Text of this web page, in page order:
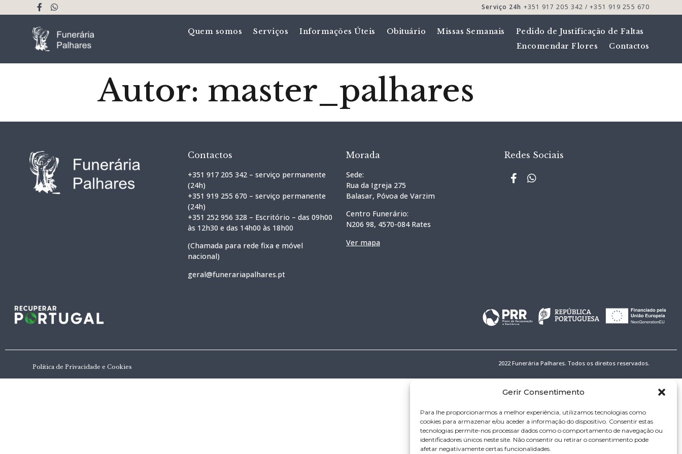
Gerir Consentimento
Para lhe proporcionarmos a melhor experiência, utilizamos tecnologias como
cookies para armazenar e/ou aceder a informação do dispositivo. Consentir estas
tecnologias permite-nos processar dados como o comportamento de navegação ou
identificadores únicos neste site. Não consentir ou retirar o consentimento pode
afetar negativamente certas funcionalidades.
Serviço 24h +351 917 205 342 / +351 919 255 670
Quem somos Serviços Informações Úteis Obituário Missas Semanais
Pedido de Justificação de Faltas
Encomendar Flores
Contactos
Autor: master_palhares
Contactos
+351 917 205 342 – serviço permanente
(24h)
+351 919 255 670 – serviço permanente
(24h)
+351 252 956 328 – Escritório – das 09h00
às 12h30 e das 14h00 às 18h00
(Chamada para rede fixa e móvel
nacional)
geral@funerariapalhares.pt
Morada
Sede:
Rua da Igreja 275
Balasar, Póvoa de Varzim
Centro Funerário:
N206 98, 4570-084 Rates
Ver mapa
Redes Sociais
Política de Privacidade e Cookies
2022 Funerária Palhares. Todos os direitos reservados.